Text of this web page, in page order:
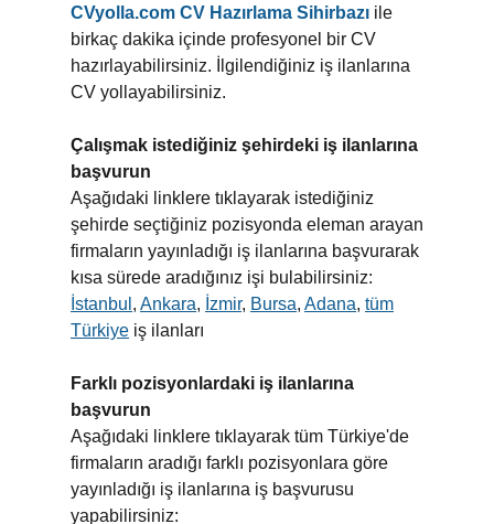
CVyolla.com CV Hazırlama Sihirbazı ile
birkaç dakika içinde profesyonel bir CV
hazırlayabilirsiniz. İlgilendiğiniz iş ilanlarına
CV yollayabilirsiniz.
Çalışmak istediğiniz şehirdeki iş ilanlarına
başvurun
Aşağıdaki linklere tıklayarak istediğiniz
şehirde seçtiğiniz pozisyonda eleman arayan
firmaların yayınladığı iş ilanlarına başvurarak
kısa sürede aradığınız işi bulabilirsiniz:
İstanbul , Ankara, İzmir, Bursa, Adana, tüm
Türkiye iş ilanları
Farklı pozisyonlardaki iş ilanlarına
başvurun
Aşağıdaki linklere tıklayarak tüm Türkiye'de
firmaların aradığı farklı pozisyonlara göre
yayınladığı iş ilanlarına iş başvurusu
yapabilirsiniz: